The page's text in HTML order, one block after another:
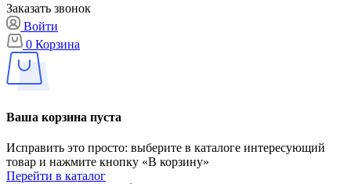
Заказать звонок
Войти
0 Корзина
Ваша корзина пуста
Исправить это просто: выберите в каталоге интересующий
товар и нажмите кнопку «В корзину»
Перейти в каталог